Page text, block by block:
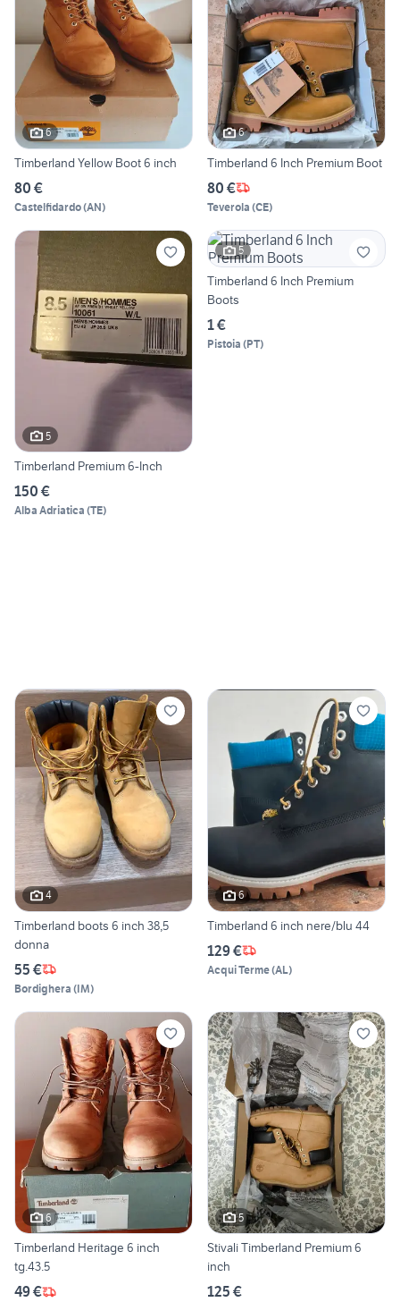
6
Timberland Yellow Boot 6 inch
80 €
Castelfidardo(AN)
6
Timberland 6 Inch Premium Boot
80 €
Teverola (CE)
5
Timberland Premium 6-Inch
150 €
Alba Adriatica (TE)
5
Timberland 6 Inch Premium
Boots
1 €
Pistoia (PT)
4
Timberland boots 6 inch 38,5
donna
55 €
Bordighera (IM)
6
Timberland 6 inch nere/blu 44
129 €
Acqui Terme(AL)
6
Timberland Heritage 6 inch
tg.43.5
49 €
5
Stivali Timberland Premium 6
inch
125 €